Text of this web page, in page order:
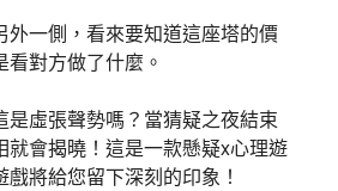
外一側，看來要知道這座塔的價
對方做了什麼。
是虛張聲勢嗎？當猜疑之夜結束
就會揭曉！這是一款懸疑x心理遊
將給您留下深刻的印象！